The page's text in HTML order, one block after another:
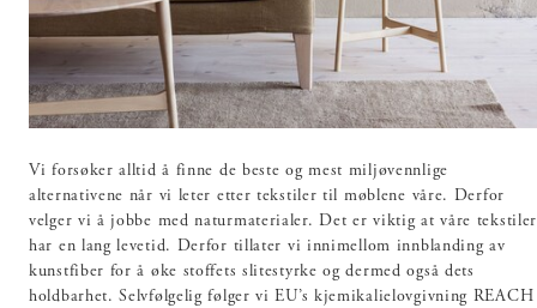
Vi forsøker alltid å finne de beste og mest miljøvennlige
alternativene når vi leter etter tekstiler til møblene våre. Derfor
velger vi å jobbe med naturmaterialer. Det er viktig at våre tekstiler
har en lang levetid. Derfor tillater vi innimellom innblanding av
kunstfiber for å øke stoffets slitestyrke og dermed også dets
holdbarhet. Selvfølgelig følger vi EU’s kjemikalielovgivning REACH